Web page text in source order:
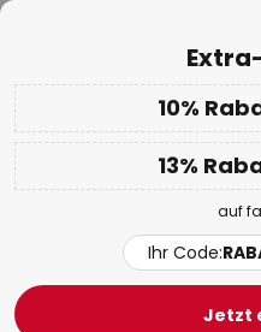
Nur
EXTRA 10% ab 109 € &
Code:
WOW
LED
LED Profile
10%
13%
auf
Ihr Code:
Jetzt